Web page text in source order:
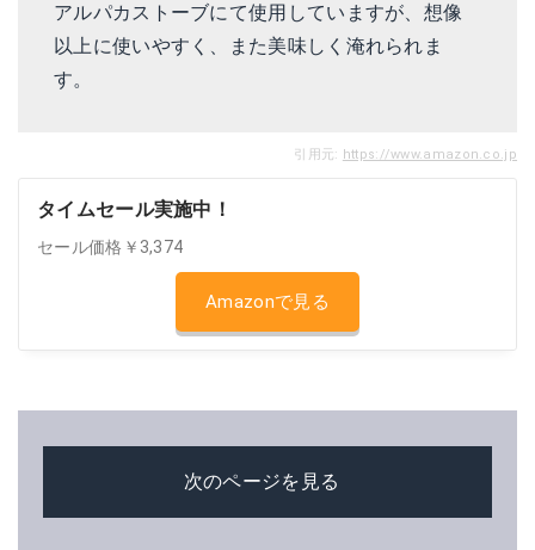
アルパカストーブにて使用していますが、想像
以上に使いやすく、また美味しく淹れられま
す。
引用元: https://www.amazon.co.jp
タイムセール実施中！
セール価格￥3,374
Amazonで見る
次のページを見る